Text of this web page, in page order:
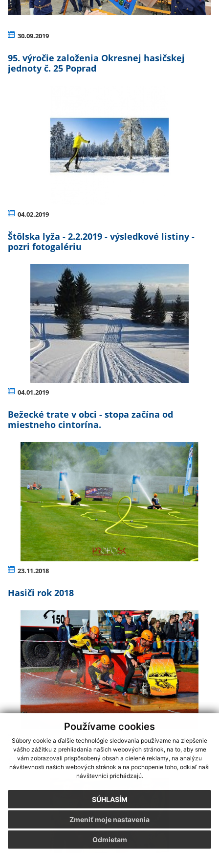
Používame cookies
Súbory cookie a ďalšie technológie sledovania používame na zlepšenie
vášho zážitku z prehliadania našich webových stránok, na to, aby sme
vám zobrazovali prispôsobený obsah a cielené reklamy, na analýzu
návštevnosti našich webových stránok a na pochopenie toho, odkiaľ naši
návštevníci prichádzajú.
SÚHLASÍM
Odmietam
Zmeniť moje nastavenia
30.09.2019
95. výročie založenia Okresnej hasičskej
jednoty č. 25 Poprad
04.02.2019
Štôlska lyža - 2.2.2019 - výsledkové listiny -
pozri fotogalériu
04.01.2019
Bežecké trate v obci - stopa začína od
miestneho cintorína.
23.11.2018
Hasiči rok 2018
14.11.2018
Slovenský super pohár Čadca - 13.10.2018